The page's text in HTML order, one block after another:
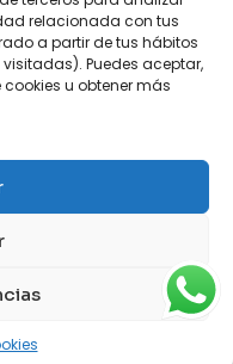
relacionada con tus
a partir de tus hábitos
Puedes aceptar,
u obtener más
de la Victoria
en Málaga
Cártama